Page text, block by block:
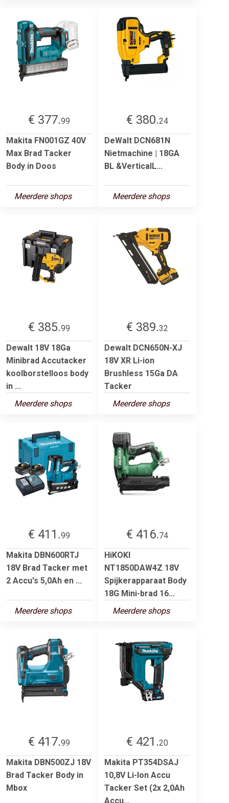
€ 377.99
Makita FN001GZ 40V
Max Brad Tacker
Body in Doos
Meerdere shops
€ 380.24
DeWalt DCN681N
Nietmachine | 18GA
BL &VerticalL...
Meerdere shops
€ 385.99
Dewalt 18V 18Ga
Minibrad Accutacker
koolborstelloos body
in ...
Meerdere shops
€ 389.32
Dewalt DCN650N-XJ
18V XR Li-ion
Brushless 15Ga DA
Tacker
Meerdere shops
€ 411.99
Makita DBN600RTJ
18V Brad Tacker met
2 Accu's 5,0Ah en ...
Meerdere shops
€ 416.74
HiKOKI
NT1850DAW4Z 18V
Spijkerapparaat Body
18G Mini-brad 16...
Meerdere shops
€ 417.99
Makita DBN500ZJ 18V
Brad Tacker Body in
Mbox
€ 421.20
Makita PT354DSAJ
10,8V Li-Ion Accu
Tacker Set (2x 2,0Ah
Accu...